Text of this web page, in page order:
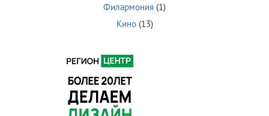
Филармония (1)
Кино(13)